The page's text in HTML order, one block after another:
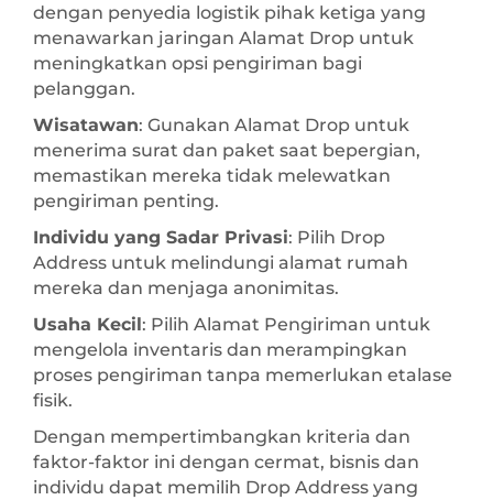
dengan penyedia logistik pihak ketiga yang
menawarkan jaringan Alamat Drop untuk
meningkatkan opsi pengiriman bagi
pelanggan.
Wisatawan: Gunakan Alamat Drop untuk
menerima surat dan paket saat bepergian,
memastikan mereka tidak melewatkan
pengiriman penting.
Individu yang Sadar Privasi: Pilih Drop
Address untuk melindungi alamat rumah
mereka dan menjaga anonimitas.
Usaha Kecil : Pilih Alamat Pengiriman untuk
mengelola inventaris dan merampingkan
proses pengiriman tanpa memerlukan etalase
fisik.
Dengan mempertimbangkan kriteria dan
faktor-faktor ini dengan cermat, bisnis dan
individu dapat memilih Drop Address yang